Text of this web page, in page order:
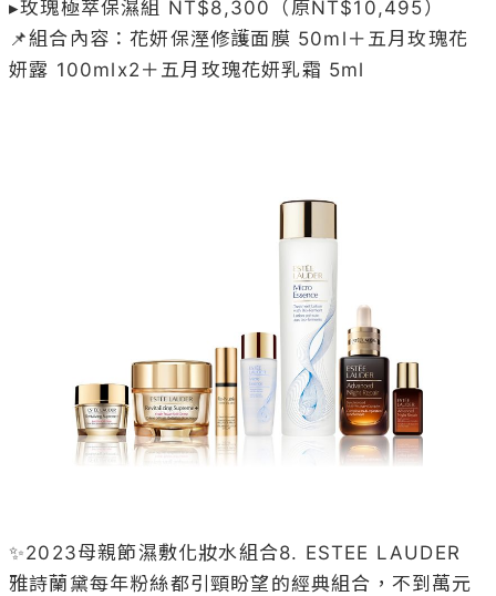
▸玫瑰極萃保濕組 NT$8,300（原NT$10,495）
📌組合內容：花妍保溼修護面膜 50ml＋五月玫瑰花
妍露 100mlx2＋五月玫瑰花妍乳霜 5ml
✨2023母親節濕敷化妝水組合8. ESTEE LAUDER
雅詩蘭黛每年粉絲都引頸盼望的經典組合，不到萬元